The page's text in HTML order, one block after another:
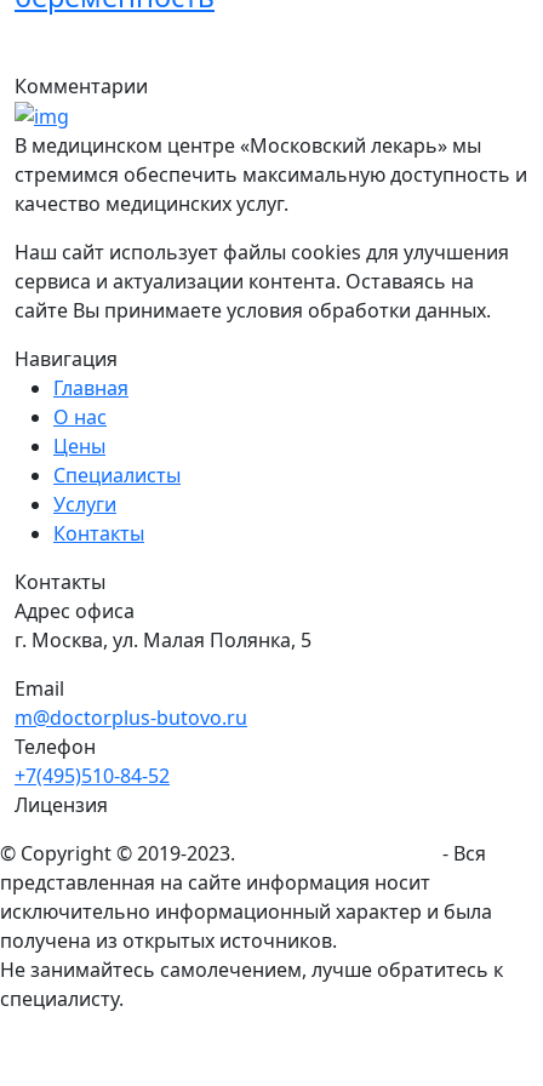
Комментарии
В медицинском центре «Московский лекарь» мы
стремимся обеспечить максимальную доступность и
качество медицинских услуг.
Наш сайт использует файлы cookies для улучшения
сервиса и актуализации контента. Оставаясь на
сайте Вы принимаете условия обработки данных.
Навигация
Главная
О нас
Цены
Специалисты
Услуги
Контакты
Контакты
Адрес офиса
г. Москва, ул. Малая Полянка, 5
Email
m@doctorplus-butovo.ru
Телефон
+7(495)510-84-52
Лицензия
© Copyright © 2019-2023.
- Вся
представленная на сайте информация носит
исключительно информационный характер и была
получена из открытых источников.
Не занимайтесь самолечением, лучше обратитесь к
специалисту.